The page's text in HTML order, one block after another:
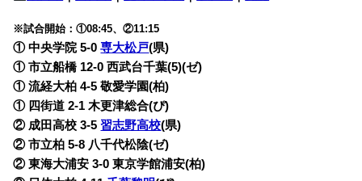
※試合開始：①08:45、②11:15
① 中央学院 5-0専大松戸(県)
① 市立船橋 12-0 西武台千葉(5)(ゼ)
① 流経大柏 4-5 敬愛学園(柏)
① 四街道 2-1 木更津総合(ぴ)
② 成田高校 3-5習志野高校(県)
② 市立柏 5-8 八千代松陰(ゼ)
② 東海大浦安 3-0 東京学館浦安(柏)